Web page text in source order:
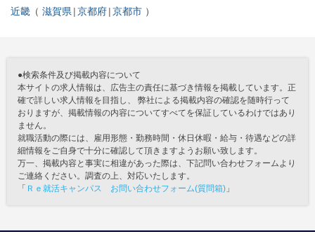
近畿 滋賀県 京都府 京都市
●検索条件及び掲載内容について
本サイトの求人情報は、広告主の責任に基づき情報を掲載しています。正
確で詳しい求人情報を目指し、 弊社による掲載内容の確認を随時行って
おりますが、掲載情報の内容についてすべてを保証しているわけではあり
ません。
就職活動の際には、雇用形態・勤務時間・休日休暇・給与・待遇などの詳
細情報をご自身で十分に確認して頂きますようお願い致します。
万一、掲載内容と事実に相違があった際は、下記問い合わせフォームより
ご連絡ください。調査の上、対応いたします。
「 Ｒｅ就活キャンパス お問い合わせフォーム(質問箱) 」